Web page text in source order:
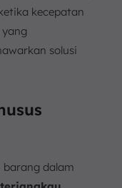
kecepatan
solusi
dalam